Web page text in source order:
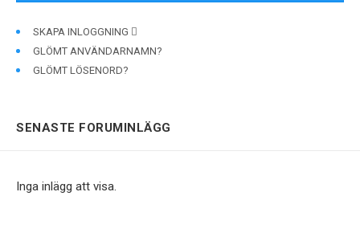
SKAPA INLOGGNING
GLÖMT ANVÄNDARNAMN?
GLÖMT LÖSENORD?
SENASTE FORUMINLÄGG
Inga inlägg att visa.